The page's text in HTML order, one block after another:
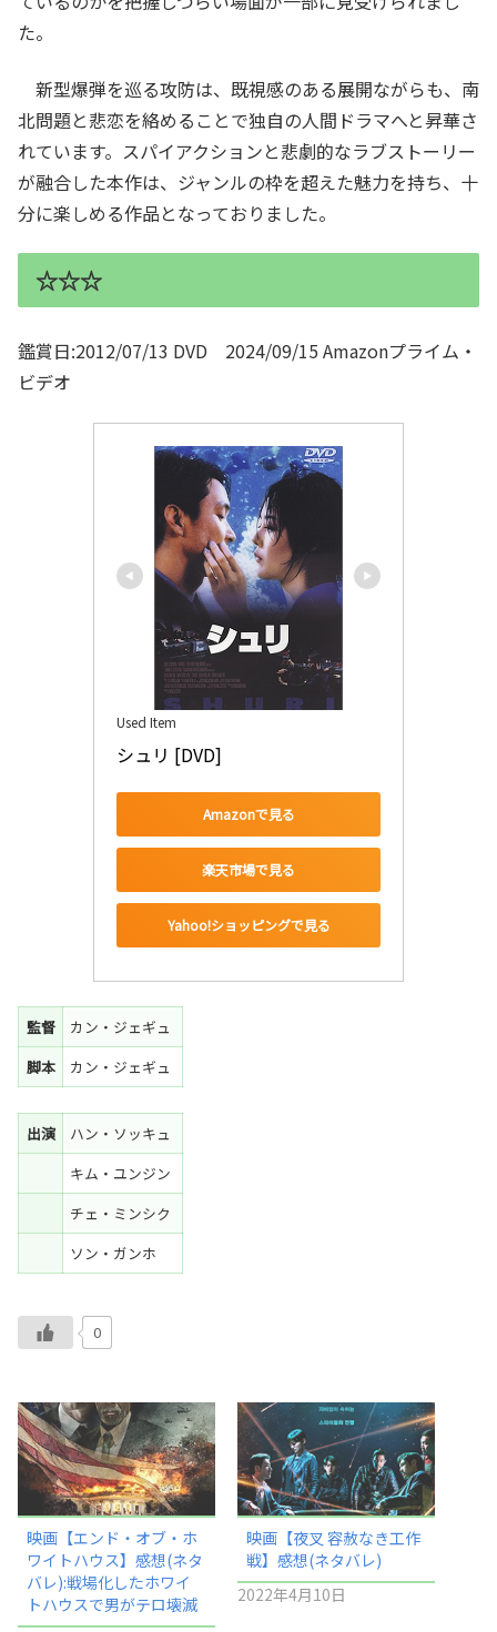
た。
新型爆弾を巡る攻防は、既視感のある展開ながらも、南
北問題と悲恋を絡めることで独自の人間ドラマへと昇華さ
れています。スパイアクションと悲劇的なラブストーリー
が融合した本作は、ジャンルの枠を超えた魅力を持ち、十
分に楽しめる作品となっておりました。
☆☆☆
鑑賞日:2012/07/13 DVD 2024/09/15 Amazonプライム・
ビデオ
Used Item
シュリ [DVD]
Amazonで見る
楽天市場で見る
Yahoo!ショッピングで見る
監督
カン・ジェギュ
脚本
カン・ジェギュ
出演
ハン・ソッキュ
キム・ユンジン
チェ・ミンシク
ソン・ガンホ
0
映画【エンド・オブ・ホ
ワイトハウス】感想(ネタ
バレ):戦場化したホワイ
トハウスで男がテロ壊滅
映画【夜叉 容赦なき工作
戦】感想(ネタバレ)
2022年4月10日